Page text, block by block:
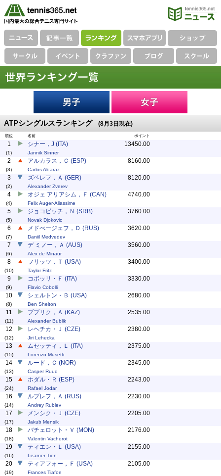
ATPシングルスランキング (8月3日現在)
順位 名前 ポイント
1
(1)
シナー，J (ITA)
Jannik Sinner
13450.00
2
(3)
アルカラス，Ｃ (ESP)
Carlos Alcaraz
8160.00
3
(2)
ズベレフ，Ａ (GER)
Alexander Zverev
8120.00
4
(4)
オジェ アリアシム，Ｆ (CAN)
Felix Auger-Aliassime
4740.00
5
(5)
ジョコビッチ，Ｎ (SRB)
Novak Djokovic
3760.00
6
(7)
メドべージェフ，Ｄ (RUS)
Daniil Medvedev
3620.00
7
(6)
デ ミノー，Ａ (AUS)
Alex de Minaur
3560.00
8
(10)
フリッツ，Ｔ (USA)
Taylor Fritz
3400.00
9
(9)
コボッリ・Ｆ (ITA)
Flavio Cobolli
3330.00
10
(8)
シェルトン・Ｂ (USA)
Ben Shelton
2680.00
11
(11)
ブブリク，Ａ (KAZ)
Alexander Bublik
2535.00
12
(12)
レヘチカ・Ｊ (CZE)
Jiri Lehecka
2380.00
13
(15)
ムセッティ，Ｌ (ITA)
Lorenzo Musetti
2375.00
14
(13)
ルード，Ｃ (NOR)
Casper Ruud
2345.00
15
(24)
ホダル・Ｒ (ESP)
Rafael Jodar
2243.00
16
(14)
ルブレフ，Ａ (RUS)
Andrey Rublev
2230.00
17
(17)
メンシク・Ｊ (CZE)
Jakub Mensik
2205.00
18
(18)
バチェロット・Ｖ (MON)
Valentin Vacherot
2176.00
19
(16)
ティエン・Ｌ (USA)
Learner Tien
2155.00
20
(19)
ティアフォー，Ｆ (USA)
Frances Tiafoe
2105.00